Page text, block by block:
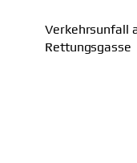
Verkehrsunfall
Rettungsgasse